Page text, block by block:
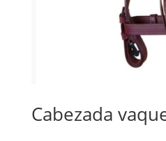
Cabezada